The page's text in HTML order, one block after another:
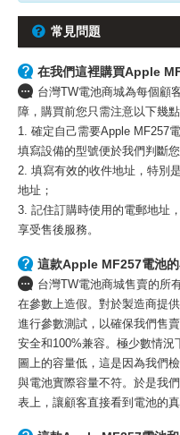
常見問題
在我們這裡購買Apple
台灣TW電池商城為每個顧
障，購買前您只需注意以下幾點
1. 確定自己需要Apple MF257
填寫設備的型號便於我們判斷
2. 填寫有效的收件地址，特別
地址；
3. 記住訂購時使用的電郵地址
享受售後服務。
這款Apple MF257電池的
台灣TW電池商城售賣的所
在參數上造假。對於製造商提
進行參數測試，以確保我們售
安全和100%兼容。極少數情
圖上的容量低，這是因為我們
與電池實際容量不符。於是我
表上，讓顧客直接看到電池的真